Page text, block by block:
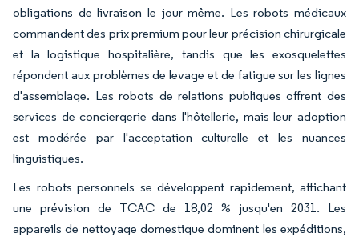
obligations de livraison le jour même. Les robots médicaux
commandent des prix premium pour leur précision chirurgicale
et la logistique hospitalière, tandis que les exosquelettes
répondent aux problèmes de levage et de fatigue sur les lignes
d'assemblage. Les robots de relations publiques offrent des
services de conciergerie dans l'hôtellerie, mais leur adoption
est modérée par l'acceptation culturelle et les nuances
linguistiques.
Les robots personnels se développent rapidement, affichant
une prévision de TCAC de 18,02 % jusqu'en 2031. Les
appareils de nettoyage domestique dominent les expéditions,